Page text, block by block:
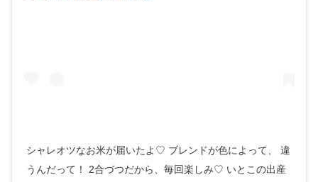
シャレオツなお米が届いたよ♡ ブレンドが色によって、 違
うんだって！ 2合づつだから、毎回楽しみ♡ いとこの出産